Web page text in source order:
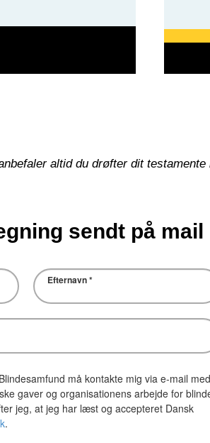
altid du drøfter dit testamente
sendt på mail